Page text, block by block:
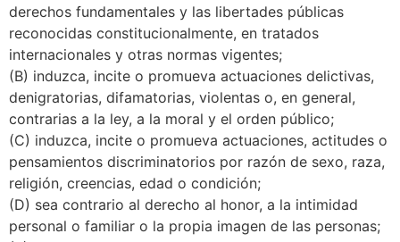
derechos fundamentales y las libertades públicas
reconocidas constitucionalmente, en tratados
internacionales y otras normas vigentes;
(B) induzca, incite o promueva actuaciones delictivas,
denigratorias, difamatorias, violentas o, en general,
contrarias a la ley, a la moral y el orden público;
(C) induzca, incite o promueva actuaciones, actitudes o
pensamientos discriminatorios por razón de sexo, raza,
religión, creencias, edad o condición;
(D) sea contrario al derecho al honor, a la intimidad
personal o familiar o la propia imagen de las personas;